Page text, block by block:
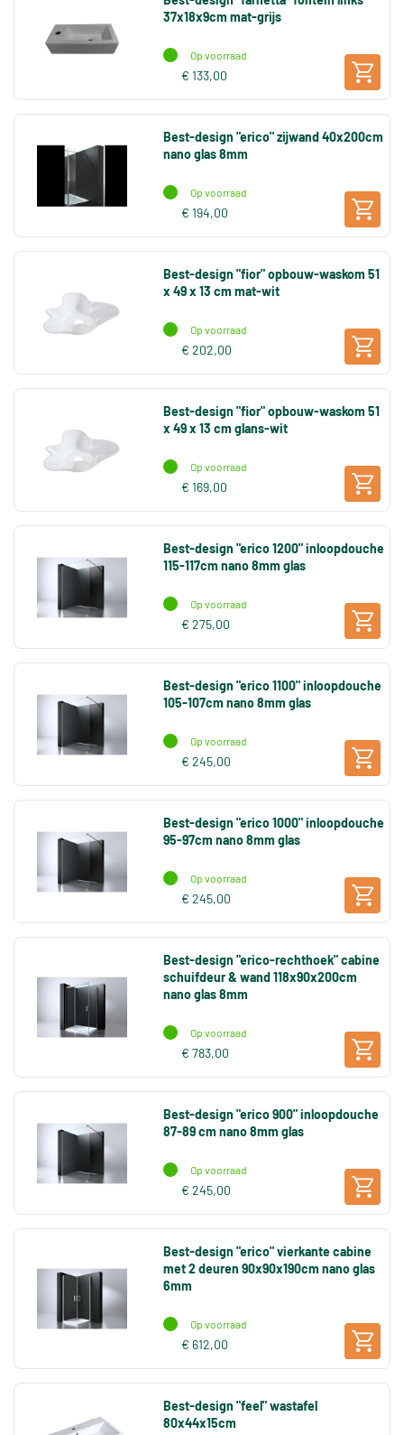
37x18x9cm mat-grijs
Op voorraad
€ 133,00
Best-design "erico" zijwand 40x200cm
nano glas 8mm
Op voorraad
€ 194,00
Best-design "fior" opbouw-waskom 51
x 49 x 13 cm mat-wit
Op voorraad
€ 202,00
Best-design "fior" opbouw-waskom 51
x 49 x 13 cm glans-wit
Op voorraad
€ 169,00
Best-design "erico 1200" inloopdouche
115-117cm nano 8mm glas
Op voorraad
€ 275,00
Best-design "erico 1100" inloopdouche
105-107cm nano 8mm glas
Op voorraad
€ 245,00
Best-design "erico 1000" inloopdouche
95-97cm nano 8mm glas
Op voorraad
€ 245,00
Best-design "erico-rechthoek" cabine
schuifdeur & wand 118x90x200cm
nano glas 8mm
Op voorraad
€ 783,00
Best-design "erico 900" inloopdouche
87-89 cm nano 8mm glas
Op voorraad
€ 245,00
Best-design "erico" vierkante cabine
met 2 deuren 90x90x190cm nano glas
6mm
Op voorraad
€ 612,00
Best-design "feel" wastafel
80x44x15cm